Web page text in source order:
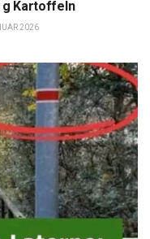
g Kartoffeln
2026